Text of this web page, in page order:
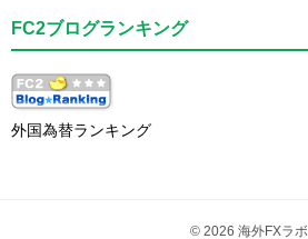
FC2ブログランキング
外国為替ランキング
© 2026 海外FXラボ